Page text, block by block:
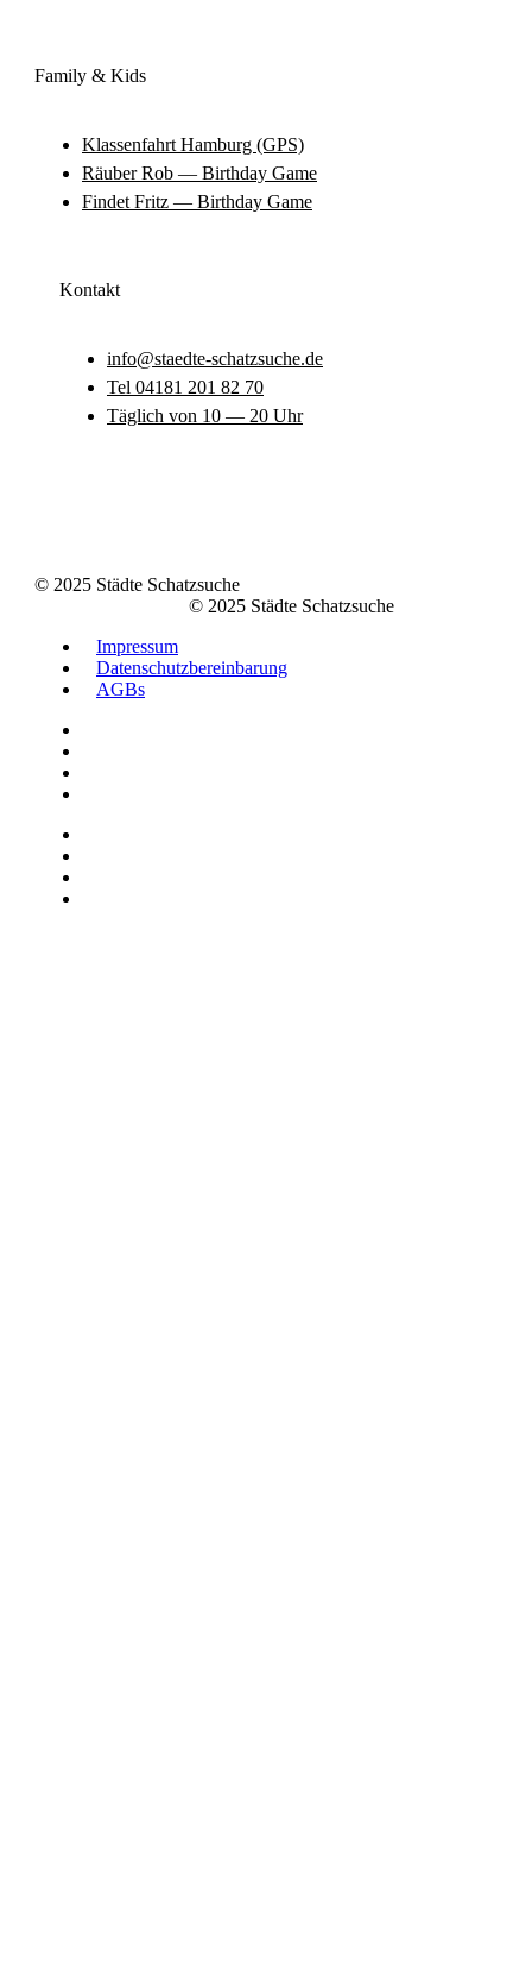
Fami­ly & Kids
Klas­sen­fahrt Ham­burg (GPS)
Räu­ber Rob — Bir­th­day Game
Fin­det Fritz — Bir­th­day Game
Kon­takt
info@staedte-schatzsuche.de
Tel 04181 201 82 70
Täg­lich von 10 — 20 Uhr
© 2025 Städ­te Schatz­su­che
© 2025 Städ­te Schatz­su­che
Impres­sum
Daten­schutz­berein­ba­rung
AGBs